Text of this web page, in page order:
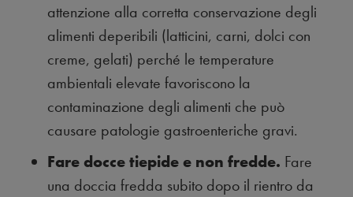
attenzione alla corretta conservazione degli
alimenti deperibili (latticini, carni, dolci con
creme, gelati) perché le temperature
ambientali elevate favoriscono la
contaminazione degli alimenti che può
causare patologie gastroenteriche gravi.
Fare docce tiepide e non fredde. Fare
una doccia fredda subito dopo il rientro da